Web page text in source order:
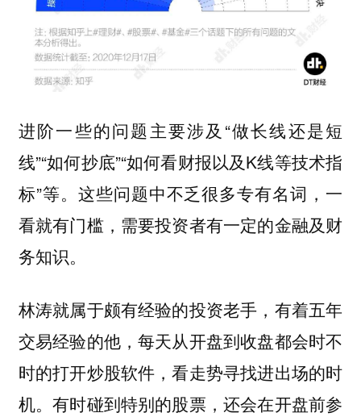
进阶一些的问题主要涉及“做长线还是短
线”“如何抄底”“如何看财报以及K线等技术指
标”等。这些问题中不乏很多专有名词，一
看就有门槛，需要投资者有一定的金融及财
务知识。
林涛就属于颇有经验的投资老手，有着五年
交易经验的他，每天从开盘到收盘都会时不
时的打开炒股软件，看走势寻找进出场的时
机。有时碰到特别的股票，还会在开盘前参